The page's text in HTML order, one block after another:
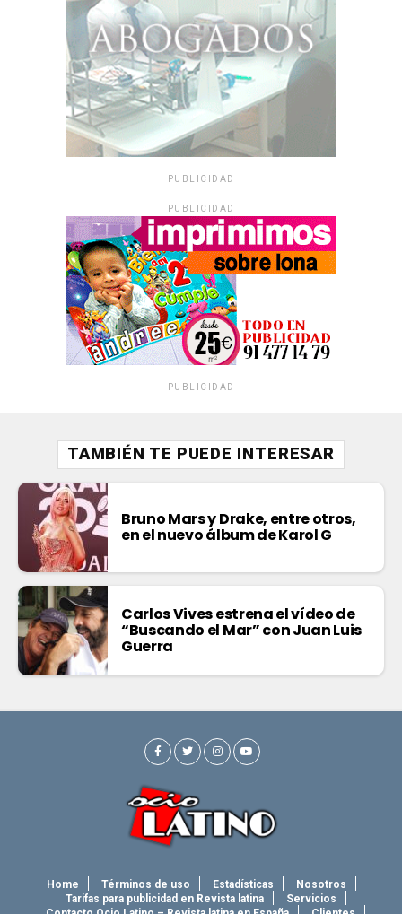
PUBLICIDAD
PUBLICIDAD
PUBLICIDAD
TAMBIÉN TE PUEDE INTERESAR
Bruno Mars y Drake, entre otros,
en el nuevo álbum de Karol G
Carlos Vives estrena el vídeo de
“Buscando el Mar” con Juan Luis
Guerra
Home Términos de uso Estadísticas
Nosotros
Tarifas para publicidad en Revista latina
Servicios